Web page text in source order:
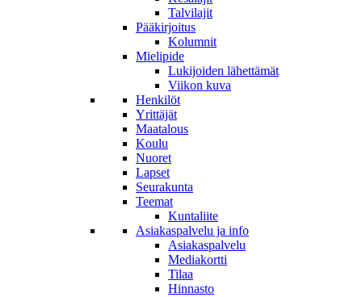
Talvilajit
Pääkirjoitus
Kolumnit
Mielipide
Lukijoiden lähettämät
Viikon kuva
Henkilöt
Yrittäjät
Maatalous
Koulu
Nuoret
Lapset
Seurakunta
Teemat
Kuntaliite
Asiakaspalvelu ja info
Asiakaspalvelu
Mediakortti
Tilaa
Hinnasto